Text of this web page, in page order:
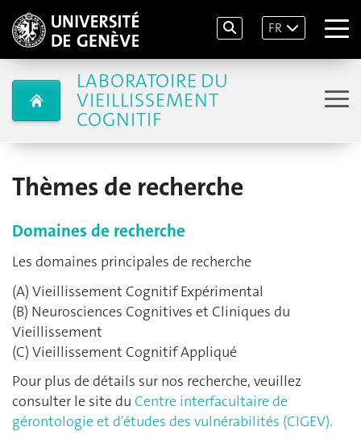
FR
LABORATOIRE DU
VIEILLISSEMENT
COGNITIF
Thèmes de recherche
Domaines de recherche
Les domaines principales de recherche
(A) Vieillissement Cognitif Expérimental
(B) Neurosciences Cognitives et Cliniques du
Vieillissement
(C) Vieillissement Cognitif Appliqué
Pour plus de détails sur nos recherche, veuillez
consulter le site du Centre interfacultaire de
gérontologie et d'études des vulnérabilités (CIGEV).